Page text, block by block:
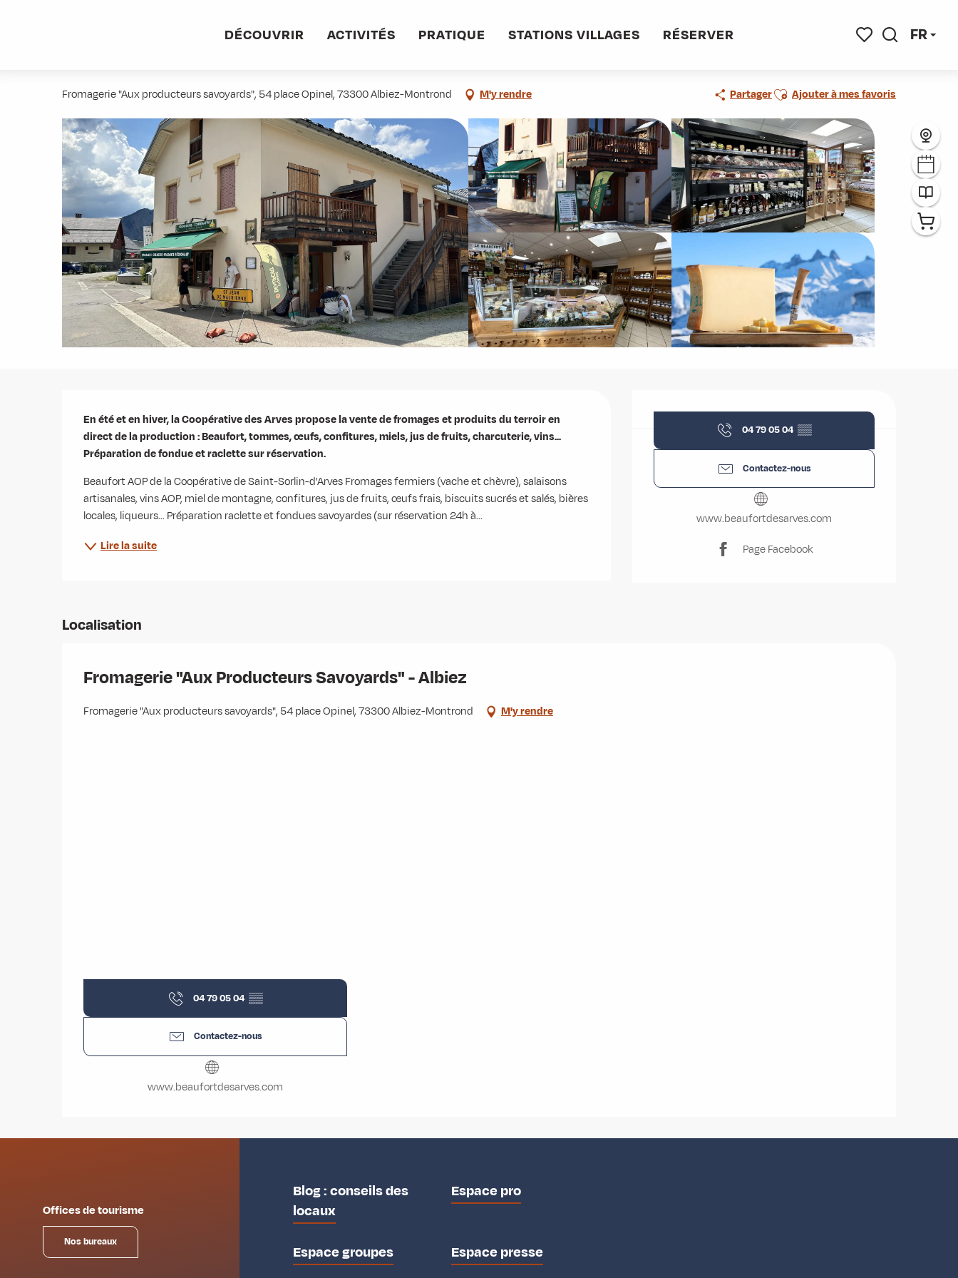
FR
DÉCOUVRIR ACTIVITÉS PRATIQUE STATIONS VILLAGES RÉSERVER
Fromagerie "Aux producteurs savoyards", 54 place Opinel, 73300 Albiez-Montrond M'y rendre PartagerAjouter aux favoris
Ajouter à mes favoris
Ouverture et coordonnées
04 79 05 04 ▒▒
Contactez-nous
www.beaufortdesarves.com
Page Facebook
Description
En été et en hiver, la Coopérative des Arves propose la vente de fromages et produits du terroir en
direct de la production : Beaufort, tommes, œufs, confitures, miels, jus de fruits, charcuterie, vins...
Préparation de fondue et raclette sur réservation.
Beaufort AOP de la Coopérative de Saint-Sorlin-d'Arves Fromages fermiers (vache et chèvre), salaisons
artisanales, vins AOP, miel de montagne, confitures, jus de fruits, œufs frais, biscuits sucrés et salés, bières
locales, liqueurs… Préparation raclette et fondues savoyardes (sur réservation 24h à...
Lire la suite
Localisation
Fromagerie "Aux Producteurs Savoyards" - Albiez
Fromagerie "Aux producteurs savoyards", 54 place Opinel, 73300 Albiez-Montrond M'y rendre
04 79 05 04 ▒▒
Contactez-nous
www.beaufortdesarves.com
Offices de tourisme
Nos bureaux
Blog : conseils des
locaux
Espace pro
Espace groupes Espace presse